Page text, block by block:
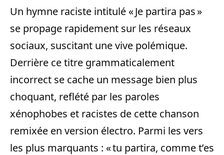
Un hymne raciste intitulé « Je partira pas »
se propage rapidement sur les réseaux
sociaux, suscitant une vive polémique.
Derrière ce titre grammaticalement
incorrect se cache un message bien plus
choquant, reflété par les paroles
xénophobes et racistes de cette chanson
remixée en version électro. Parmi les vers
les plus marquants : « tu partira, comme t’es